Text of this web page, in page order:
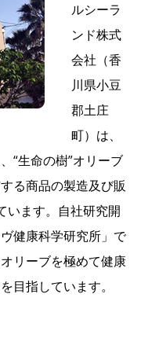
ルシーラ
ンド株式
会社（香
川県小豆
郡土庄
町）は、
“生命の樹”オリーブ
る商品の製造及び販
います。自社研究開
健康科学研究所」で
リーブを極めて健康
目指しています。